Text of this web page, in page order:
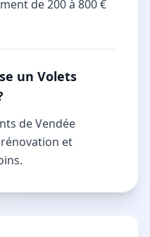
de 200 à 800 €
un Volets
de Vendée
et